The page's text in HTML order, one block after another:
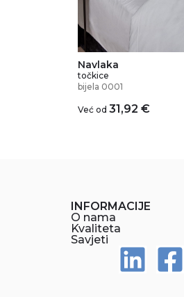
Navlaka
točkice
bijela 0001
Već od 31,92 €
INFORMACIJE
O nama
Kvaliteta
Savjeti